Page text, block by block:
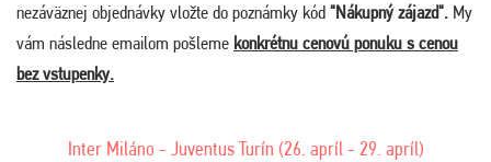
nezáväznej objednávky vložte do poznámky kód "Nákupný zájazd". My
vám následne emailom pošleme konkrétnu cenovú ponuku s cenou
bez vstupenky.
Inter Miláno - Juventus Turín (26. apríl - 29. apríl)